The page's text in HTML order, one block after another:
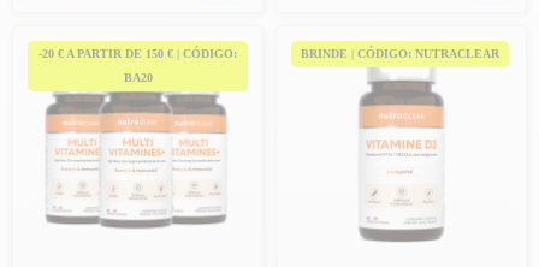
-20 € A PARTIR DE 150 € | CÓDIGO:
BA20
BRINDE | CÓDIGO: NUTRACLEAR